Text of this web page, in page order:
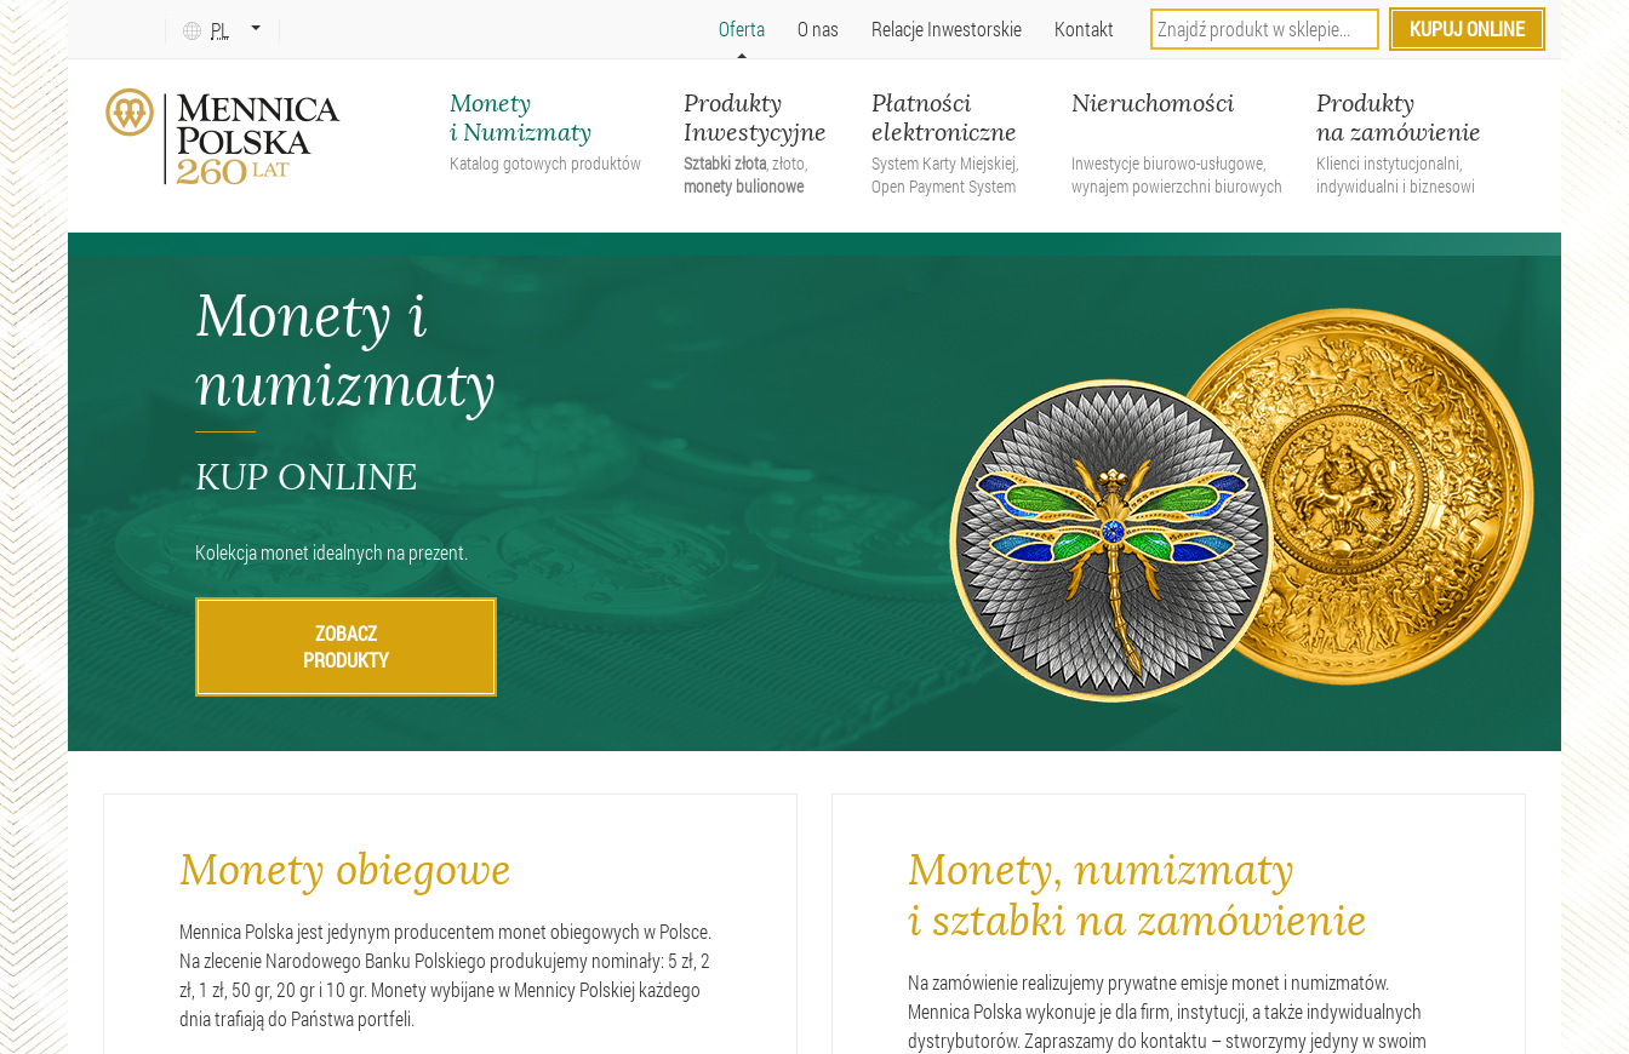
tekstu:PL Oferta
Monety
i Numizmaty
Katalog gotowych produktów
Produkty
Inwestycyjne
Sztabki złota, złoto,
monety bulionowe
Płatności
elektroniczne
System Karty Miejskiej,
Open Payment System
Nieruchomości
Inwestycje biurowo-usługowe,
wynajem powierzchni biurowych
Produkty
na zamówienie
Klienci instytucjonalni,
indywidualni i biznesowi
O nas Relacje Inwestorskie Kontakt
Monety i
numizmaty
KUP ONLINE
Kolekcja monet idealnych na prezent.
ZOBACZ
PRODUKTY
Monety obiegowe
Mennica Polska jest jedynym producentem monet obiegowych w Polsce.
Na zlecenie Narodowego Banku Polskiego produkujemy nominały: 5 zł, 2
zł, 1 zł, 50 gr, 20 gr i 10 gr. Monety wybijane w Mennicy Polskiej każdego
dnia trafiają do Państwa portfeli.
Monety, numizmaty
i sztabki na zamówienie
Na zamówienie realizujemy prywatne emisje monet i numizmatów.
Mennica Polska wykonuje je dla firm, instytucji, a także indywidualnych
dystrybutorów. Zapraszamy do kontaktu – stworzymy jedyny w swoim